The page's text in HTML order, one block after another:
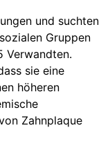
und suchten
Gruppen
Verwandten.
sie eine
höheren
Zahnplaque